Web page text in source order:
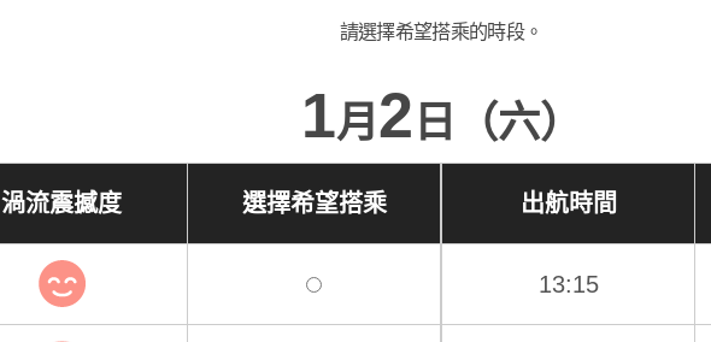
請選擇希望搭乘的時段。
1月 2 日（六）
渦流震撼度 選擇希望搭乘 出航時間
13:15